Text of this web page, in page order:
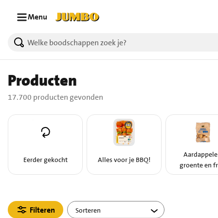
Menu
17700 producten gevonden.
Producten
17.700 producten gevonden
Eerder gekocht Alles voor je BBQ!
groente en
Filteren